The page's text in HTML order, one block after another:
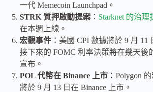
一代 Memecoin Launchpad。
STRK 質押啟動提案 ： Starknet 的治理
在本週上線。
宏觀事件 ：美國 CPI 數據將於 9 月 11
接下來的 FOMC 利率決策將在幾天後
宣布。
POL 代幣在 Binance 上市 ：Polygon
將於 9 月 13 日在 Binance 上市。